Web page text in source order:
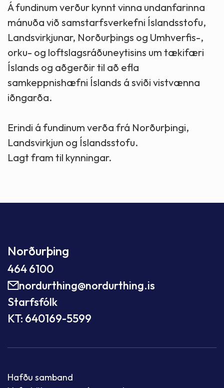
Á fundinum verður kynnt vinna undanfarinna
mánuða við samstarfsverkefni Íslandsstofu,
Landsvirkjunar, Norðurþings og Umhverfis-,
orku- og loftslagsráðuneytisins um tækifæri
Íslands og aðgerðir til að efla
samkeppnishæfni Íslands á sviði vistvænna
iðngarða.
Erindi á fundinum verða frá Norðurþingi,
Landsvirkjun og Íslandsstofu.
Lagt fram til kynningar.
Norðurþing
464 6100
nordurthing@nordurthing.is
Starfsfólk
KT: 640169-5599
Hafðu samband